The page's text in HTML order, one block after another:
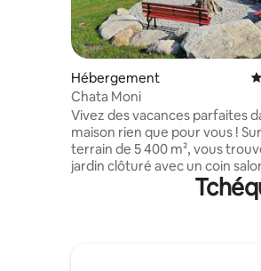
Hébergement
Chata Moni
Vivez des vacances parfaites
maison rien que pour vous !
terrain de 5 400 m², vous
jardin clôturé avec un coin
barbecue (pendant la saison
jacuzzi extérieur au bois, un